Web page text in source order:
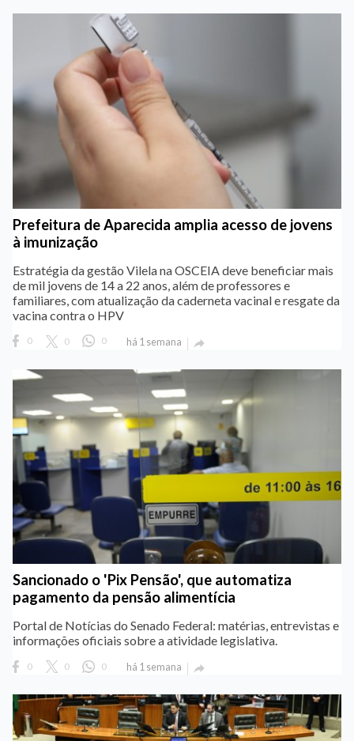
Prefeitura de Aparecida amplia acesso de jovens
à imunização
Estratégia da gestão Vilela na OSCEIA deve beneficiar mais
de mil jovens de 14 a 22 anos, além de professores e
familiares, com atualização da caderneta vacinal e resgate da
vacina contra o HPV
0 0 0 há 1 semana 
Sancionado o 'Pix Pensão', que automatiza
pagamento da pensão alimentícia
Portal de Notícias do Senado Federal: matérias, entrevistas e
informações oficiais sobre a atividade legislativa.
0 0 0 há 1 semana 